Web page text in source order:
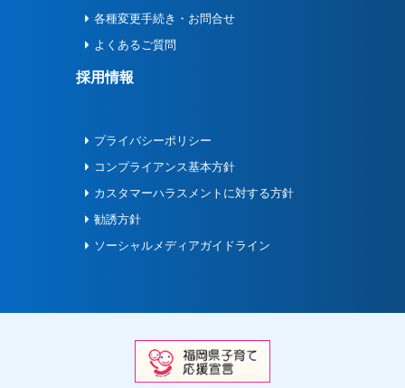
各種変更手続き・お問合せ
よくあるご質問
採用情報
プライバシーポリシー
コンプライアンス基本方針
カスタマーハラスメントに対する方針
勧誘方針
ソーシャルメディアガイドライン